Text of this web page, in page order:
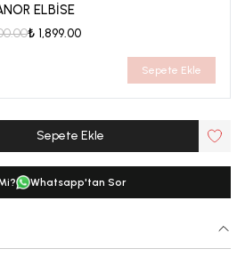
ELBİSE
₺ 1,899.00
Sepete Ekle
Sepete Ekle
Whatsapp'tan Sor